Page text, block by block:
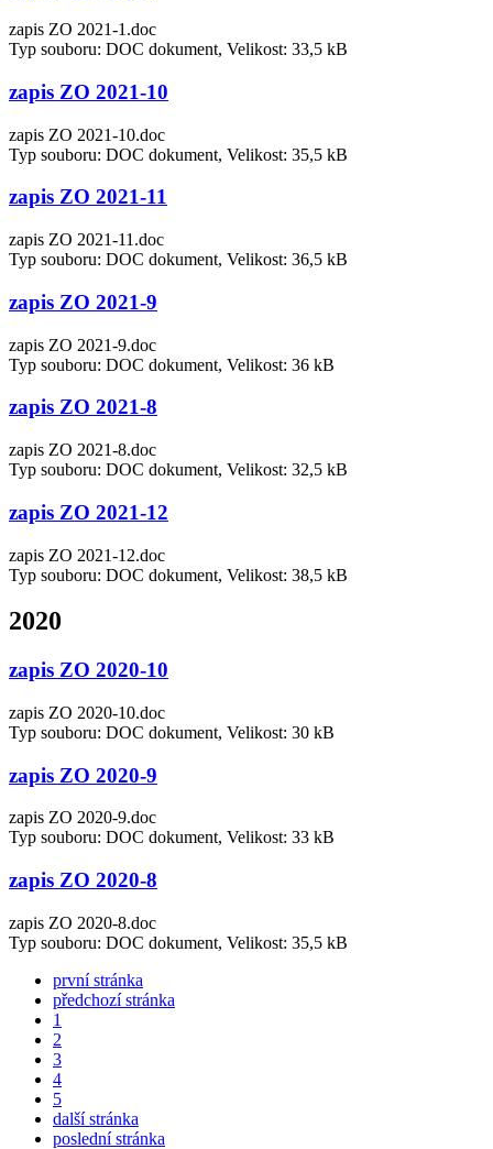
zapis ZO 2021-1.doc
Typ souboru: DOC dokument, Velikost: 33,5 kB
zapis ZO 2021-10
zapis ZO 2021-10.doc
Typ souboru: DOC dokument, Velikost: 35,5 kB
zapis ZO 2021-11
zapis ZO 2021-11.doc
Typ souboru: DOC dokument, Velikost: 36,5 kB
zapis ZO 2021-9
zapis ZO 2021-9.doc
Typ souboru: DOC dokument, Velikost: 36 kB
zapis ZO 2021-8
zapis ZO 2021-8.doc
Typ souboru: DOC dokument, Velikost: 32,5 kB
zapis ZO 2021-12
zapis ZO 2021-12.doc
Typ souboru: DOC dokument, Velikost: 38,5 kB
2020
zapis ZO 2020-10
zapis ZO 2020-10.doc
Typ souboru: DOC dokument, Velikost: 30 kB
zapis ZO 2020-9
zapis ZO 2020-9.doc
Typ souboru: DOC dokument, Velikost: 33 kB
zapis ZO 2020-8
zapis ZO 2020-8.doc
Typ souboru: DOC dokument, Velikost: 35,5 kB
první stránka
předchozí stránka
1
2
3
4
5
další stránka
poslední stránka